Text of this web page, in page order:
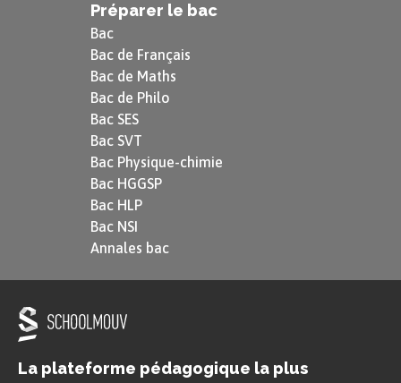
Préparer le bac
Bac
Bac de Français
Bac de Maths
Bac de Philo
Bac SES
Bac SVT
Bac Physique-chimie
Bac HGGSP
Bac HLP
Bac NSI
Annales bac
La plateforme pédagogique la plus